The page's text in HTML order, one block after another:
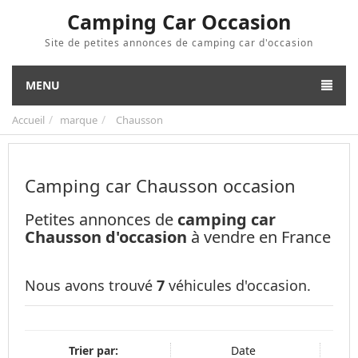
Camping Car Occasion
Site de petites annonces de camping car d'occasion
MENU
Accueil marque Chausson
Camping car Chausson occasion
Petites annonces de camping car
Chausson d'occasion à vendre en France
Nous avons trouvé 7 véhicules d'occasion.
Trier par: Date